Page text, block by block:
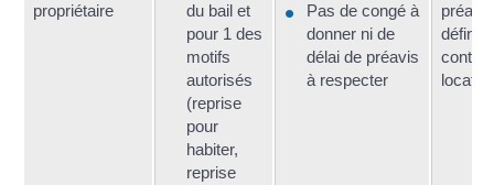
propriétaire
du bail et
pour 1 des
motifs
autorisés
(reprise
pour
habiter,
reprise
Pas de congé à
donner ni de
délai de préavis
à respecter
définir
contrat